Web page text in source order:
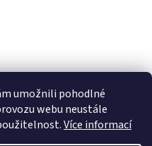
umožnili pohodlné
webu neustále
Více informací